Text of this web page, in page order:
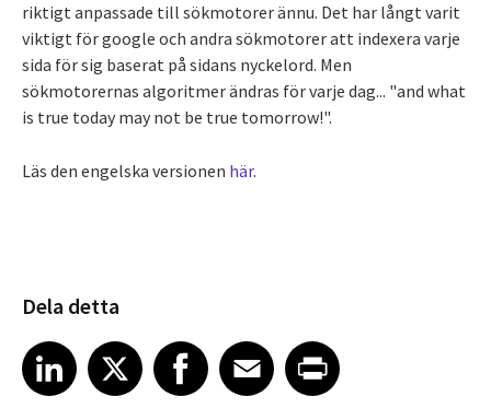
riktigt anpassade till sökmotorer ännu. Det har långt varit
viktigt för google och andra sökmotorer att indexera varje
sida för sig baserat på sidans nyckelord. Men
sökmotorernas algoritmer ändras för varje dag... "and what
is true today may not be true tomorrow!".
Läs den engelska versionen här.
Dela detta
Share article on LinkedIn
LinkedIn
Share article on XShare article on Facebook
Facebook
Share article on Email
EmailShare article on Print